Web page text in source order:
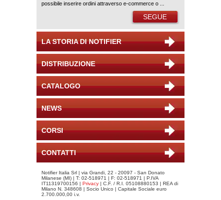
possibile inserire ordini attraverso e-commerce o ...
SEGUE
LA STORIA DI NOTIFIER
DISTRIBUZIONE
CATALOGO
NEWS
CORSI
CONTATTI
Notifier Italia Srl | via Grandi, 22 - 20097 - San Donato
Milanese (MI) | T: 02-518971 | F: 02-518971 | P.IVA
IT11319700156 | Privacy | C.F. / R.I. 05108880153 | REA di
Milano N. 348608 | Socio Unico | Capitale Sociale euro
2.700.000,00 i.v.